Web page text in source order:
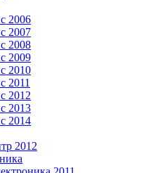
2006
2007
2008
2009
2010
2011
2012
2013
2014
2012